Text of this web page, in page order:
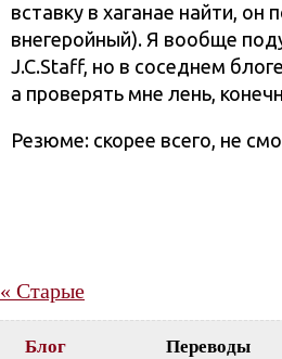
вставку в хаганае найти, он
внегеройный). Я вообще
J.C.Staff, но в соседнем
а проверять мне лень,
Резюме: скорее всего, не
« Старые
Блог Переводы